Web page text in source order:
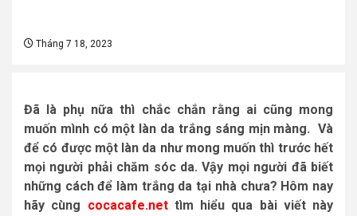
Tháng 7 18, 2023
Đã là phụ nữa thì chắc chắn rằng ai cũng mong
muốn mình có một làn da trắng sáng mịn màng. Và
để có được một làn da như mong muốn thì trước hết
mọi người phải chăm sóc da. Vậy mọi người đã biết
những cách để làm trắng da tại nhà chưa? Hôm nay
hãy cùng cocacafe.nettìm hiểu qua bài viết này